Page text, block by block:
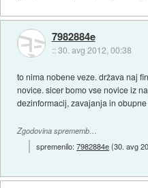
7982884e
::30. avg 2012, 00:38
to nima nobene veze. država naj
novice. sicer bomo vse novice iz
dezinformacij, zavajanja in obupne
Zgodovina sprememb…
spremenilo:7982884e(30. avg